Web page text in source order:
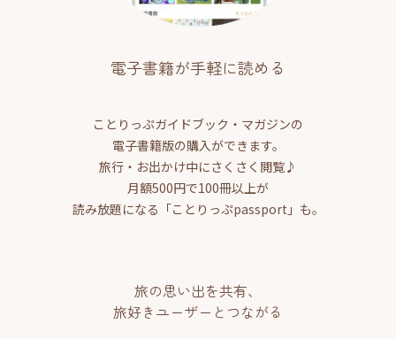
電子書籍が手軽に読める
ことりっぷガイドブック・マガジンの
電子書籍版の購入ができます。
旅行・お出かけ中にさくさく閲覧♪
月額500円で100冊以上が
読み放題になる「ことりっぷpassport」も。
旅の思い出を共有、
旅好きユーザーとつながる